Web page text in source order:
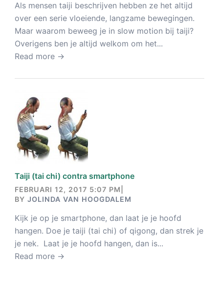
Als mensen taiji beschrijven hebben ze het altijd
over een serie vloeiende, langzame bewegingen.
Maar waarom beweeg je in slow motion bij taiji?
Overigens ben je altijd welkom om het...
Read more →
Taiji (tai chi) contra smartphone
FEBRUARI 12, 2017 5:07 PM
BY JOLINDA VAN HOOGDALEM
Kijk je op je smartphone, dan laat je je hoofd
hangen. Doe je taiji (tai chi) of qigong, dan strek je
je nek. Laat je je hoofd hangen, dan is...
Read more →